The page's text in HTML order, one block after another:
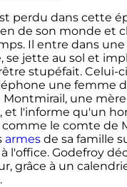
perdu dans cette
de son monde et
Il entre dans
se jette au sol et
stupéfait. Celui-
une femme
Montmirail, une
et l'informe qu'un
le comte de
armesde sa famille
l'office. Godefroy
grâce à un
.